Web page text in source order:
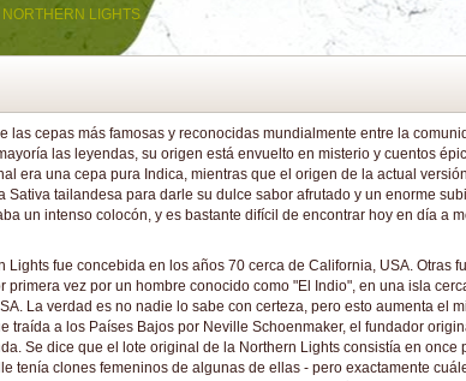
NORTHERN LIGHTS
las cepas más famosas y reconocidas mundialmente entre la
las leyendas, su origen está envuelto en misterio y cuentos
era una cepa pura Indica, mientras que el origen de la actual
Sativa tailandesa para darle su dulce sabor afrutado y un enorme
un intenso colocón, y es bastante difícil de encontrar hoy en día a
Lights fue concebida en los años 70 cerca de California, USA. Otras
primera vez por un hombre conocido como "El Indio", en una isla
La verdad es no nadie lo sabe con certeza, pero esto aumenta el
traída a los Países Bajos por Neville Schoenmaker, el fundador
Se dice que el lote original de la Northern Lights consistía en once
tenía clones femeninos de algunas de ellas - pero exactamente